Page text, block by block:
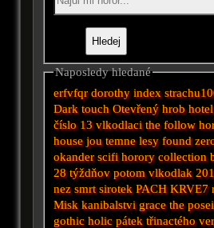
Naposledy hledané
erfvfqr dorothy index
Dark touch Otevřený hrob hotel
číslo 13 vlkodlaci the follow
house jou temne lesy found
okander scifi horory collection
28 týždňov potom vlkodlak
nez smrt sirotek PACH KRVE7
Misk kanibalstvi grace the
gothic holic pátek třinactého